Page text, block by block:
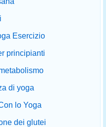
Esercizio
principianti
di yoga
lo Yoga
dei glutei